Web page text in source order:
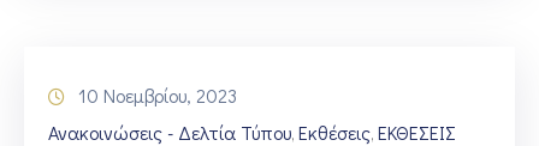
10 Νοεμβρίου, 2023
Ανακοινώσεις - Δελτία Τύπου‚ Εκθέσεις‚ ΕΚΘΕΣΕΙΣ